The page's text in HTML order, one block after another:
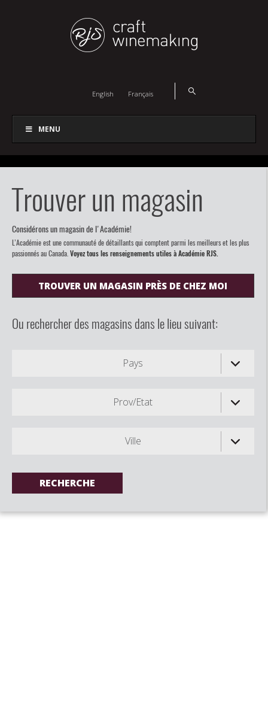
English Français
MENU
Trouver un magasin
Considérons un magasin de l'Académie!
L’Académie est une communauté de détaillants qui comptent parmi les meilleurs et les plus
passionnés au Canada. Voyez tous les renseignements utiles à Académie RJS.
TROUVER UN MAGASIN PRÈS DE CHEZ MOI
Ou rechercher des magasins dans le lieu suivant:
Pays
Prov/Etat
Ville